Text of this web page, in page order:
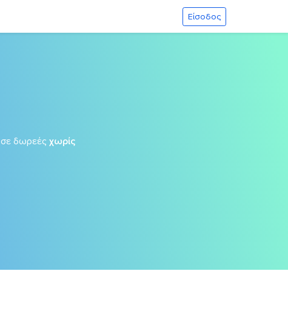
Είσοδος
σε δωρεές χωρίς